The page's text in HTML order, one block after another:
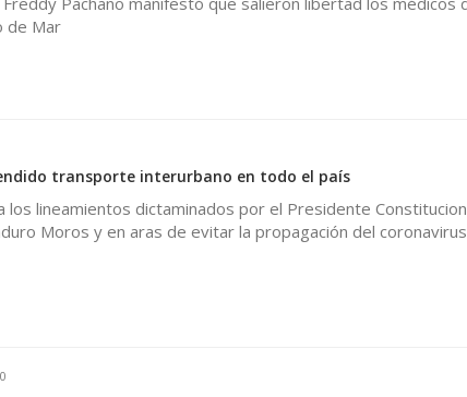
de Mar
transporte interurbano en todo el país
los lineamientos dictaminados por el Presidente
Moros y en aras de evitar la propagación del
0